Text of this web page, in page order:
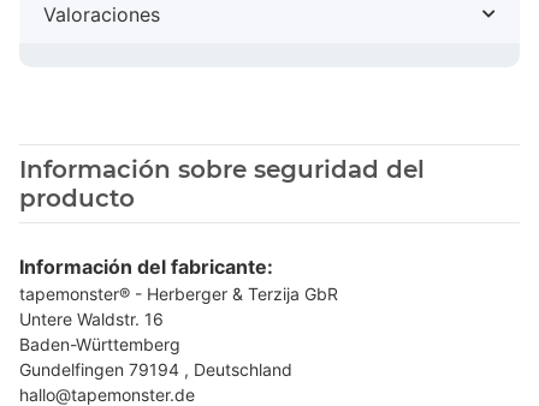
Valoraciones
Información sobre seguridad del
producto
Información del fabricante:
tapemonster® - Herberger & Terzija GbR
Untere Waldstr. 16
Baden-Württemberg
Gundelfingen 79194 , Deutschland
hallo@tapemonster.de